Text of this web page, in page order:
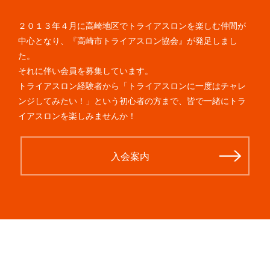
２０１３年４月に高崎地区でトライアスロンを楽しむ仲間が
中心となり、『高崎市トライアスロン協会』が発足しまし
た。
それに伴い会員を募集しています。
トライアスロン経験者から「トライアスロンに一度はチャレ
ンジしてみたい！」という初心者の方まで、皆で一緒にトラ
イアスロンを楽しみませんか！
入会案内